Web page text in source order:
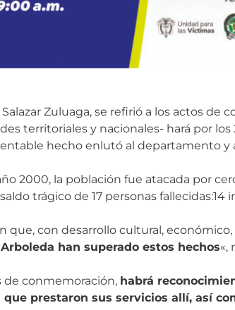
Zuluaga, se refirió a los actos
territoriales y nacionales- hará por
hecho enlutó al departamento y
2000, la población fue atacada por
trágico de 17 personas fallecidas:14
que, con desarrollo cultural,
han superado estos hechos«,
de conmemoración, habrá
prestaron sus servicios allí, así